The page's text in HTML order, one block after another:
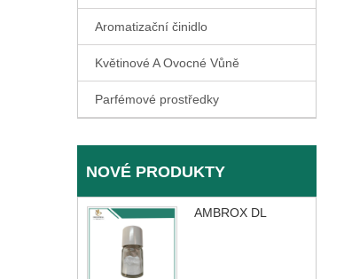
Aromatizační činidlo
Květinové A Ovocné Vůně
Parfémové prostředky
NOVÉ PRODUKTY
AMBROX DL